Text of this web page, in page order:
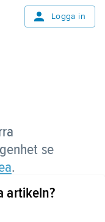
Logga in
se
.
artikeln?